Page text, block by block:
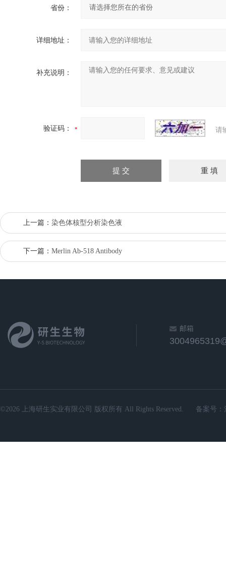
省份：
详细地址：
补充说明：
验证码： 请
上一篇： 染色体核型分析染色液
下一篇： Merlin Ab-518 Antibody
邮箱
©2026 上海研生实业有限公司 版权所有 All Rights Reserved. 备案号：